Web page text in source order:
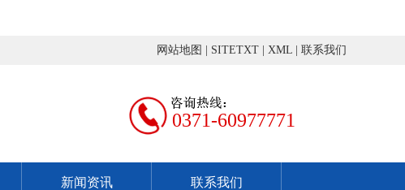
网站地图 SITETXT XML 联系我们
0371-60977771
新闻资讯 联系我们